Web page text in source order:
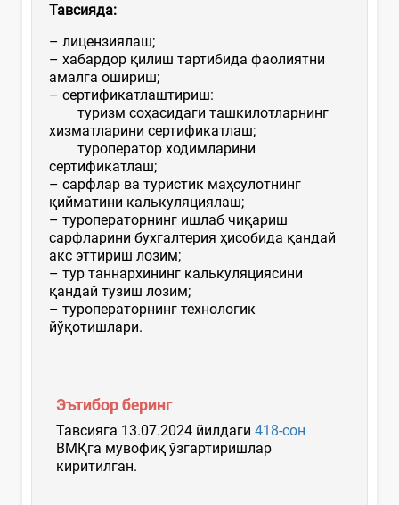
Тавсияда:
– лицензиялаш;
– хабардор қилиш тартибида фаолиятни
амалга ошириш;
– сертификатлаштириш:
туризм соҳасидаги ташкилотларнинг
хизматларини сертификатлаш;
туроператор ходимларини
сертификатлаш;
– сарфлар ва туристик маҳсулотнинг
қийматини калькуляциялаш;
– туроператорнинг ишлаб чиқариш
сарфларини бухгалтерия ҳисобида қандай
акс эттириш лозим;
– тур таннархининг калькуляциясини
қандай тузиш лозим;
– туроператорнинг технологик
йўқотишлари.
Эътибор беринг
Тавсияга 13.07.2024 йилдаги 418-сон
ВМҚга мувофиқ ўзгартиришлар
киритилган.